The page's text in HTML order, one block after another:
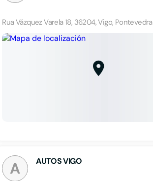
Rua Vázquez Varela 18, 36204, Vigo, Pontevedra
A AUTOS VIGO